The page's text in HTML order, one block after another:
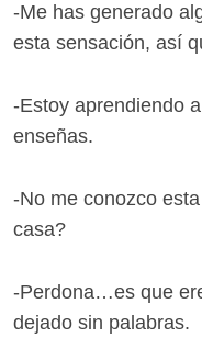
-Me has generado
esta sensación, así
-Estoy aprendiendo
enseñas.
-No me conozco
casa?
-Perdona…es que
dejado sin palabras.